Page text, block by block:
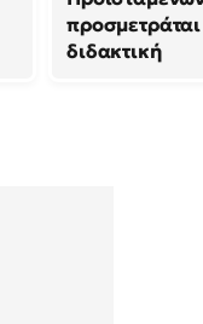
διδακτική